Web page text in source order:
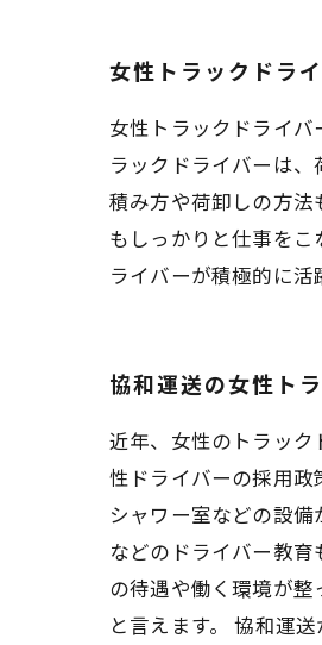
女性トラックドラ
女性トラックドライ
ラックドライバーは
積み方や荷卸しの方
もしっかりと仕事を
ライバーが積極的に活
協和運送の女性ト
近年、女性のトラッ
性ドライバーの採用政
シャワー室などの設
などのドライバー教
の待遇や働く環境が
と言えます。 協和運